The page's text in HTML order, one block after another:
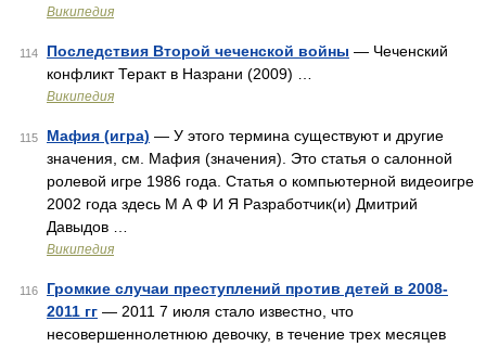
Википедия
114 Последствия Второй чеченской войны — Чеченский
конфликт Теракт в Назрани (2009) …
Википедия
115 Мафия (игра) — У этого термина существуют и другие
значения, см. Мафия (значения). Это статья о салонной
ролевой игре 1986 года. Статья о компьютерной видеоигре
2002 года здесь М А Ф И Я Разработчик(и) Дмитрий
Давыдов …
Википедия
116
Громкие случаи преступлений против детей в 2008-
2011 гг — 2011 7 июля стало известно, что
несовершеннолетнюю девочку, в течение трех месяцев